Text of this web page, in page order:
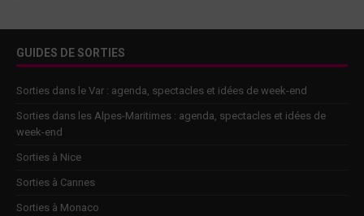
GUIDES DE SORTIES
Sorties dans le Var : agenda, spectacles et idées de week-end
Sorties dans les Alpes-Maritimes : agenda, spectacles et idées de
week-end
Sorties à Nice
Sorties à Cannes
Sorties à Monaco